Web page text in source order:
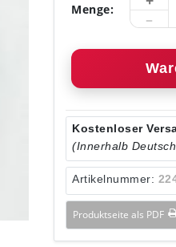
Menge:
Kostenloser
(Innerhalb
Artikelnummer:
Produktseite als PDF